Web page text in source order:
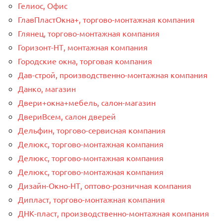
Гелиос, Офис
ГлавПластОкна+, торгово-монтажная компания
Глянец, торгово-монтажная компания
Горизонт-НТ, монтажная компания
Городские окна, торговая компания
Дав-строй, производственно-монтажная компания
Данко, магазин
Двери+окна+мебель, салон-магазин
ДвериВсем, салон дверей
Дельфин, торгово-сервисная компания
Делюкс, торгово-монтажная компания
Делюкс, торгово-монтажная компания
Делюкс, торгово-монтажная компания
Дизайн-Окно-НТ, оптово-розничная компания
Дипласт, торгово-монтажная компания
ДНК-пласт, производственно-монтажная компания